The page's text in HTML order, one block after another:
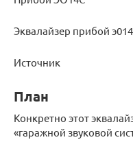
Эквалайзер прибой
Источник
План
Конкретно этот
«гаражной звуковой